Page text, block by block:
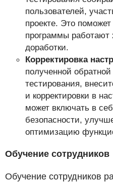
пользователей,
проекте. Это
программы работают
доработки.
Корректировка
полученной
тестирования,
и корректировки в
может включать в
безопасности,
оптимизацию
Обучение сотрудников
Обучение сотрудников